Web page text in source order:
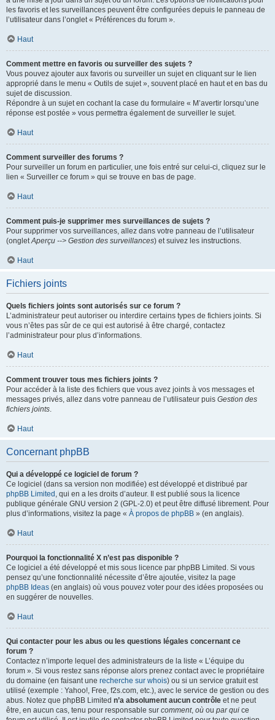
les favoris et les surveillances peuvent être configurées depuis le panneau de
l’utilisateur dans l’onglet « Préférences du forum ».
Haut
Comment mettre en favoris ou surveiller des sujets ?
Vous pouvez ajouter aux favoris ou surveiller un sujet en cliquant sur le lien
approprié dans le menu « Outils de sujet », souvent placé en haut et en bas du
sujet de discussion.
Répondre à un sujet en cochant la case du formulaire « M’avertir lorsqu’une
réponse est postée » vous permettra également de surveiller le sujet.
Haut
Comment surveiller des forums ?
Pour surveiller un forum en particulier, une fois entré sur celui-ci, cliquez sur le
lien « Surveiller ce forum » qui se trouve en bas de page.
Haut
Comment puis-je supprimer mes surveillances de sujets ?
Pour supprimer vos surveillances, allez dans votre panneau de l’utilisateur
(ongletAperçu --> Gestion des surveillances) et suivez les instructions.
Haut
Fichiers joints
Quels fichiers joints sont autorisés sur ce forum ?
L’administrateur peut autoriser ou interdire certains types de fichiers joints. Si
vous n’êtes pas sûr de ce qui est autorisé à être chargé, contactez
l’administrateur pour plus d’informations.
Haut
Comment trouver tous mes fichiers joints ?
Pour accéder à la liste des fichiers que vous avez joints à vos messages et
messages privés, allez dans votre panneau de l’utilisateur puis Gestion des
fichiers joints.
Haut
Concernant phpBB
Qui a développé ce logiciel de forum ?
Ce logiciel (dans sa version non modifiée) est développé et distribué par
phpBB Limited , qui en a les droits d’auteur. Il est publié sous la licence
publique générale GNU version 2 (GPL-2.0) et peut être diffusé librement. Pour
plus d’informations, visitez la page « À propos de phpBB » (en anglais).
Haut
Pourquoi la fonctionnalité X n’est pas disponible ?
Ce logiciel a été développé et mis sous licence par phpBB Limited. Si vous
pensez qu’une fonctionnalité nécessite d’être ajoutée, visitez la page
phpBB Ideas (en anglais) où vous pouvez voter pour des idées proposées ou
en suggérer de nouvelles.
Haut
Qui contacter pour les abus ou les questions légales concernant ce
forum ?
Contactez n’importe lequel des administrateurs de la liste « L’équipe du
forum ». Si vous restez sans réponse alors prenez contact avec le propriétaire
du domaine (en faisant une recherche sur whois) ou si un service gratuit est
utilisé (exemple : Yahoo!, Free, f2s.com, etc.), avec le service de gestion ou des
abus. Notez que phpBB Limited n’a absolument aucun contrôle et ne peut
être, en aucun cas, tenu pour responsable sur comment, où ou par qui ce